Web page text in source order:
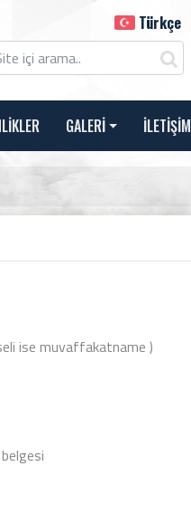
Türkçe
GALERİ İLETİŞİM
ise muvaffakatname )